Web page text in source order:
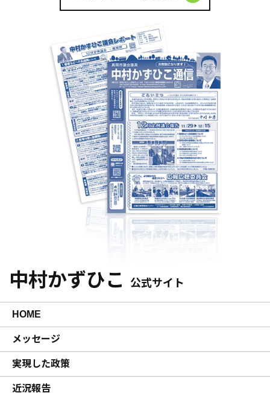
中村かずひこ 公式サイト
HOME
メッセージ
実現した政策
近況報告